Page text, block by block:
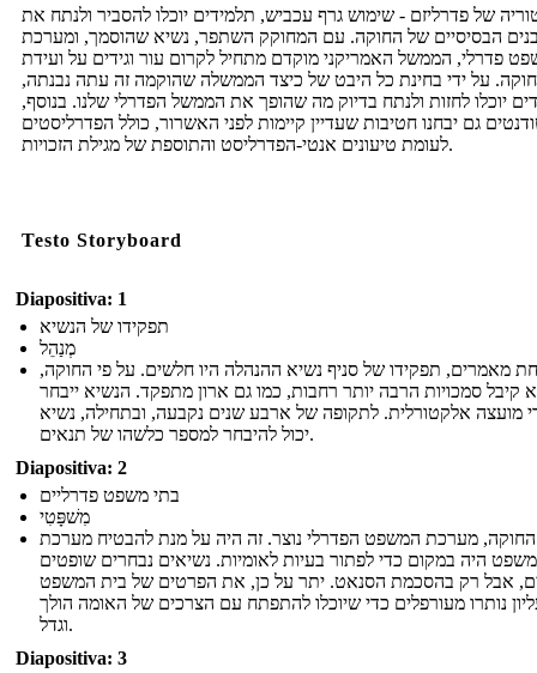
של פדרליזם - שימוש גרף עכביש, תלמידים יוכלו להסביר ולנתח את
הבסיסיים של החוקה. עם המחוקק השתפר, נשיא שהוסמך, ומערכת
פדרלי, הממשל האמריקני מוקדם מתחיל לקרום עור וגידים על ועידת
על ידי בחינת כל היבט של כיצד הממשלה שהוקמה זה עתה נבנתה,
יוכלו לחזות ולנתח בדיוק מה שהופך את הממשל הפדרלי שלנו. בנוסף,
גם יבחנו חטיבות שעדיין קיימות לפני האשרור, כולל הפדרליסטים
לעומת טיעונים אנטי-הפדרליסט והתוספת של מגילת הזכויות.
Testo Storyboard
Diapositiva: 1
תפקידו של הנשיא
מְנַהֵל
מאמרים, תפקידו של סניף נשיא ההנהלה היו חלשים. על פי החוקה,
קיבל סמכויות הרבה יותר רחבות, כמו גם ארון מתפקד. הנשיא ייבחר
מועצה אלקטורלית. לתקופה של ארבע שנים נקבעה, ובתחילה, נשיא
יכול להיבחר למספר כלשהו של תנאים.
Diapositiva: 2
בתי משפט פדרליים
מִשׁפָּטִי
החוקה, מערכת המשפט הפדרלי נוצר. זה היה על מנת להבטיח מערכת
היה במקום כדי לפתור בעיות לאומיות. נשיאים נבחרים שופטים
אבל רק בהסכמת הסנאט. יתר על כן, את הפרטים של בית המשפט
נותרו מעורפלים כדי שיוכלו להתפתח עם הצרכים של האומה הולך
וגדל.
Diapositiva: 3